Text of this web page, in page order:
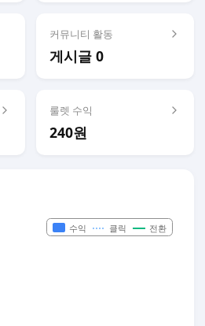
커뮤니티 활동
게시글 0
룰렛 수익
240원